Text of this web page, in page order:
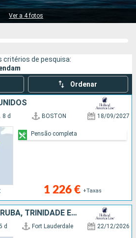
Ver a 4 fotos
critérios de pesquisa:
Ordenar
8 d BOSTON 18/09/2027
1 226 € +Taxas
Pensão completa
ESTADOS UNIDOS, ARUBA, TRINIDADE E TOBAGO, GRENADA, BARBADOS, SANTA LÚCIA, PORTO RICO, BAHAMAS
d Fort Lauderdale 22/12/2026